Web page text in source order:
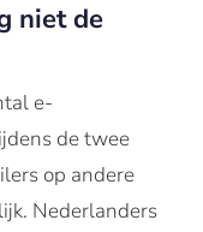
niet de
e-
de twee
op andere
Nederlanders